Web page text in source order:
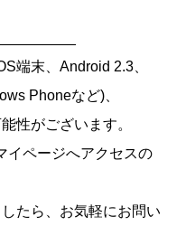
端末、Android 2.3、
Phoneなど)、
性がございます。
イページへアクセスの
たら、お気軽にお問い